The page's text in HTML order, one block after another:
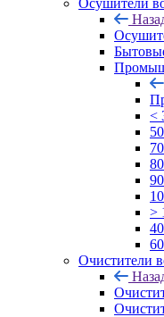
Осушители
<
>
Очистители